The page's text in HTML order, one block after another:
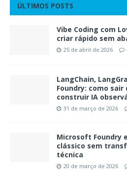
ÚLTIMOS POSTS
Vibe Coding com
criar rápido sem
25 de abril de 2026
LangChain,
Foundry: como
construir IA
31 de março de 2026
Microsoft Foundry
clássico sem
técnica
20 de março de 2026